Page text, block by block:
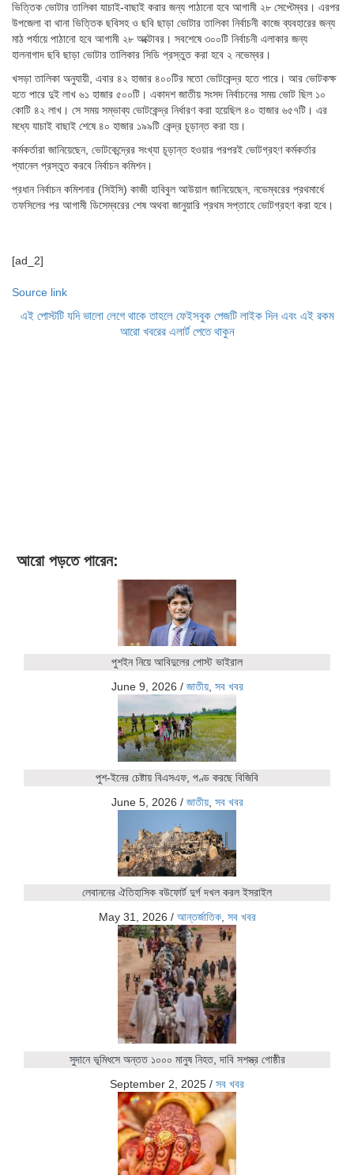
ভিত্তিক ভোটার তালিকা যাচাই-বাছাই করার জন্য পাঠানো হবে আগামী ২৮ সেপ্টেম্বর। এরপর
উপজেলা বা থানা ভিত্তিক ছবিসহ ও ছবি ছাড়া ভোটার তালিকা নির্বাচনী কাজে ব্যবহারের জন্য
মাঠ পর্যায়ে পাঠানো হবে আগামী ২৮ অক্টোবর। সবশেষে ৩০০টি নির্বাচনী এলাকার জন্য
হালনাগাদ ছবি ছাড়া ভোটার তালিকার সিডি প্রস্তুত করা হবে ২ নভেম্বর।
খসড়া তালিকা অনুযায়ী, এবার ৪২ হাজার ৪০০টির মতো ভোটকেন্দ্র হতে পারে। আর ভোটকক্ষ
হতে পারে দুই লাখ ৬১ হাজার ৫০০টি। একাদশ জাতীয় সংসদ নির্বাচনের সময় ভোট ছিল ১০
কোটি ৪২ লাখ। সে সময় সম্ভাব্য ভোটকেন্দ্র নির্ধারণ করা হয়েছিল ৪০ হাজার ৬৫৭টি। এর
মধ্যে যাচাই বাছাই শেষে ৪০ হাজার ১৯৯টি কেন্দ্র চূড়ান্ত করা হয়।
কর্মকর্তারা জানিয়েছেন, ভোটকেন্দ্রের সংখ্যা চূড়ান্ত হওয়ার পরপরই ভোটগ্রহণ কর্মকর্তার
প্যানেল প্রস্তুত করবে নির্বাচন কমিশন।
প্রধান নির্বাচন কমিশনার (সিইসি) কাজী হাবিবুল আউয়াল জানিয়েছেন, নভেম্বরের প্রথমার্ধে
তফসিলের পর আগামী ডিসেম্বরের শেষ অথবা জানুয়ারি প্রথম সপ্তাহে ভোটগ্রহণ করা হবে।
[ad_2]
Source link
এই পোস্টটি যদি ভালো লেগে থাকে তাহলে ফেইসবুক পেজটি লাইক দিন এবং এই রকম
আরো খবরের এলার্ট পেতে থাকুন
আরো পড়তে পারেন:
পুশইন নিয়ে আবিদুলের পোস্ট ভাইরাল
June 9, 2026 / জাতীয়, সব খবর
পুশ-ইনের চেষ্টায় বিএসএফ, পণ্ড করছে বিজিবি
June 5, 2026 / জাতীয়, সব খবর
লেবাননের ঐতিহাসিক বউফোর্ট দুর্গ দখল করল ইসরাইল
May 31, 2026 / আন্তর্জাতিক, সব খবর
সুদানে ভূমিধসে অন্তত ১০০০ মানুষ নিহত, দাবি সশস্ত্র গোষ্ঠীর
September 2, 2025 / সব খবর